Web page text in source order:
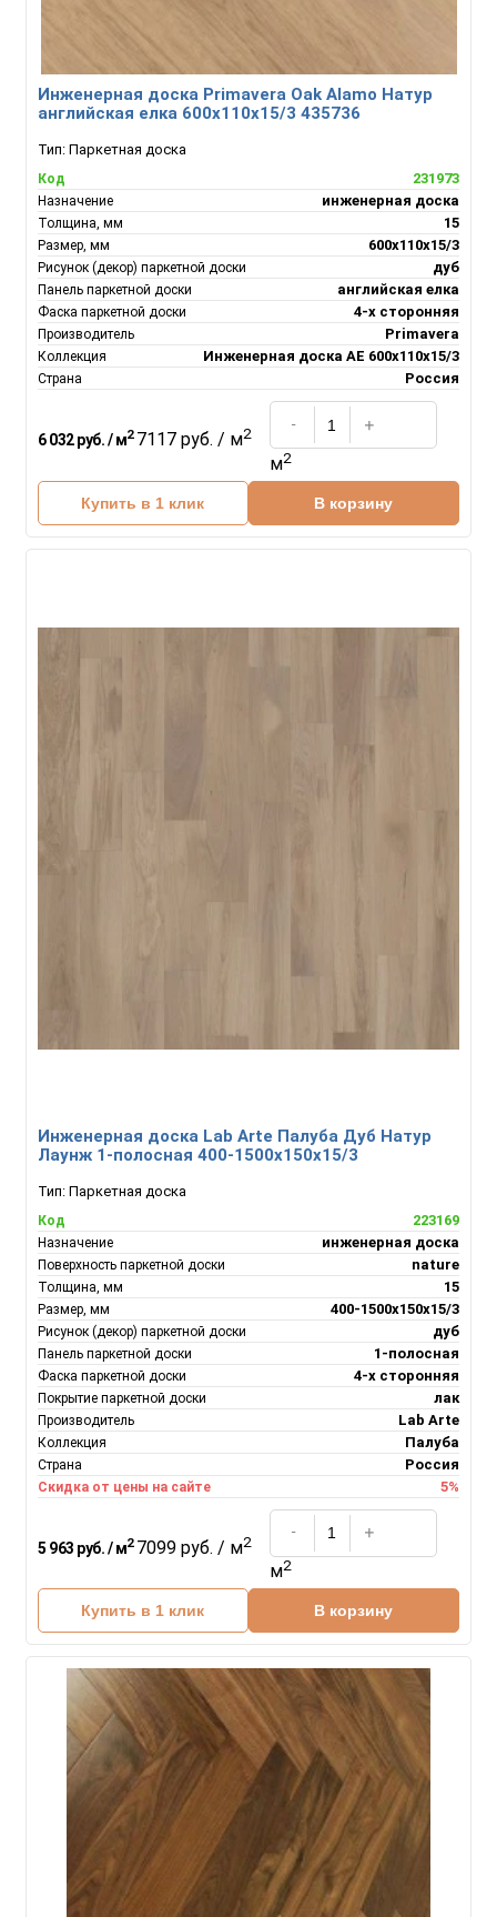
Инженерная доска Primavera Oak Alamo Натур
английская елка 600х110х15/3 435736
Тип: Паркетная доска
Код 231973
Назначение инженерная доска
Толщина, мм 15
Размер, мм 600х110х15/3
Рисунок (декор) паркетной доски дуб
Панель паркетной доски английская елка
Фаска паркетной доски 4-х сторонняя
Производитель Primavera
Коллекция Инженерная доска АЕ 600х110х15/3
Страна Россия
6 032 руб. / м2 7117 руб. / м2
м2
Купить в 1 клик В корзину
Инженерная доска Lab Arte Палуба Дуб Натур
Лаунж 1-полосная 400-1500х150х15/3
Тип: Паркетная доска
Код 223169
Назначение инженерная доска
Поверхность паркетной доски nature
Толщина, мм 15
Размер, мм 400-1500х150х15/3
Рисунок (декор) паркетной доски дуб
Панель паркетной доски 1-полосная
Фаска паркетной доски 4-х сторонняя
Покрытие паркетной доски лак
Производитель Lab Arte
Коллекция Палуба
Страна Россия
Скидка от цены на сайте 5%
5 963 руб. / м2 7099 руб. / м2
м2
Купить в 1 клик В корзину